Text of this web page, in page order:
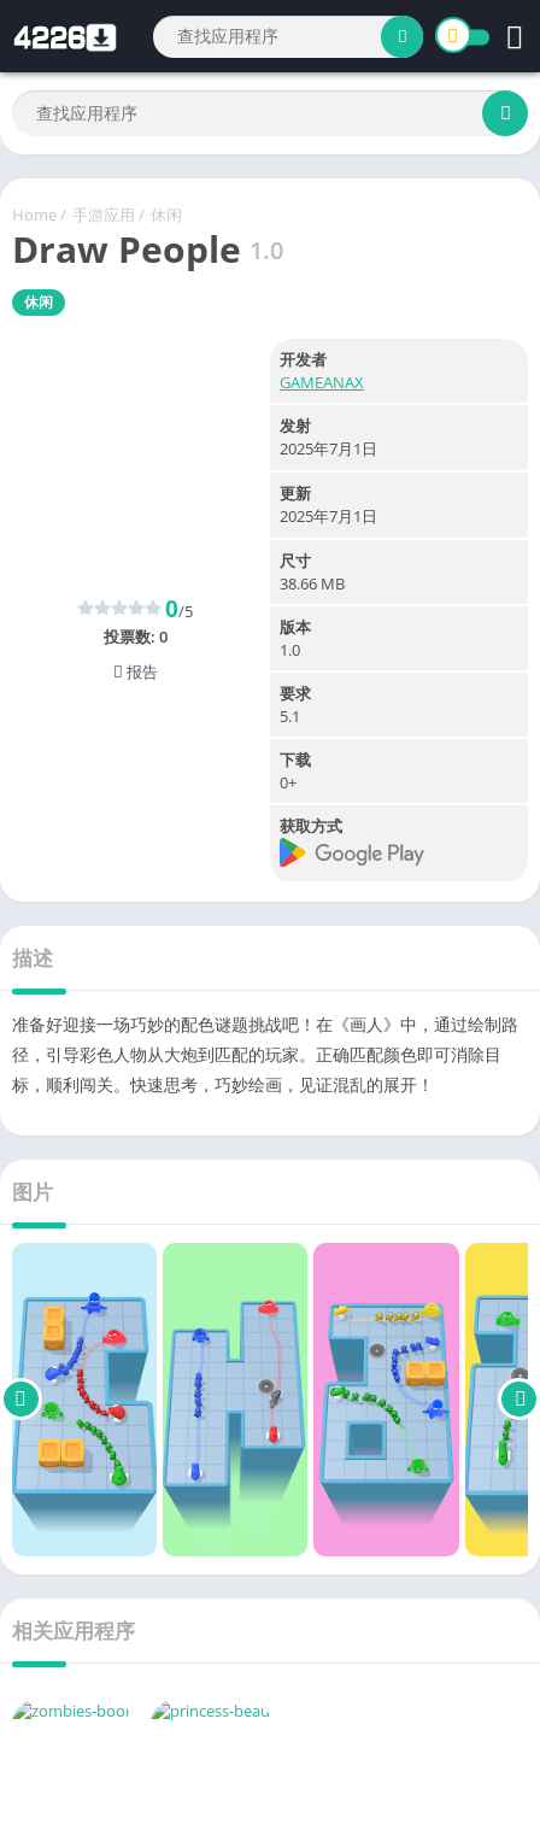
Home/ 手游应用 / 休闲
Draw People 1.0
休闲
0/5
投票数: 0
报告
开发者
GAMEANAX
发射
2025年7月1日
更新
2025年7月1日
尺寸
38.66 MB
版本
1.0
要求
5.1
下载
0+
获取方式
描述
准备好迎接一场巧妙的配色谜题挑战吧！在《画人》中，通过绘制路
径，引导彩色人物从大炮到匹配的玩家。正确匹配颜色即可消除目
标，顺利闯关。快速思考，巧妙绘画，见证混乱的展开！
图片
相关应用程序